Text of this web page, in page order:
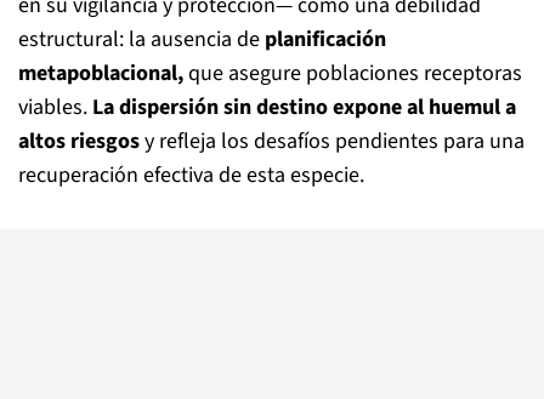
estructural: la ausencia de planificación
metapoblacional,que asegure poblaciones receptoras
viables. La dispersión sin destino expone al huemul a
altos riesgosy refleja los desafíos pendientes para una
recuperación efectiva de esta especie.